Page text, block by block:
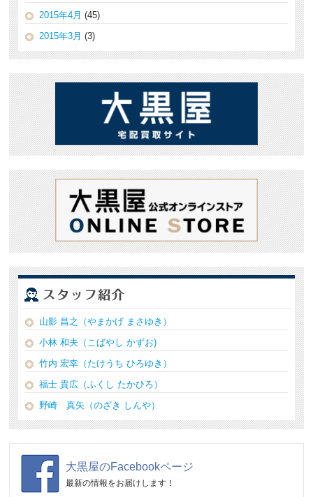
2015年4月 (45)
2015年3月 (3)
山影 昌之（やまかげ まさゆき）
小林 和夫（こばやし かずお)
竹内 宏幸（たけうち ひろゆき）
福士 貴広（ふくし たかひろ）
野崎 真矢（のざき しんや）
大黒屋のFacebookページ
最新の情報をお届けします！